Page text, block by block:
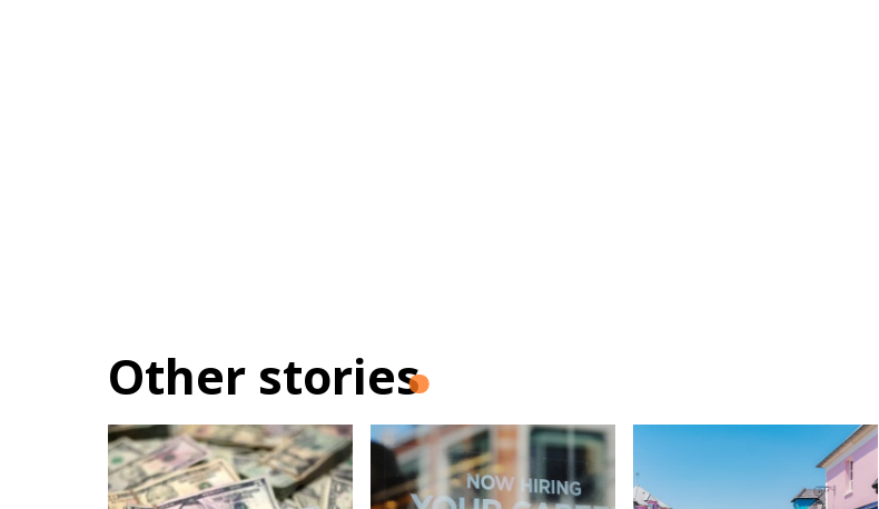
Other stories